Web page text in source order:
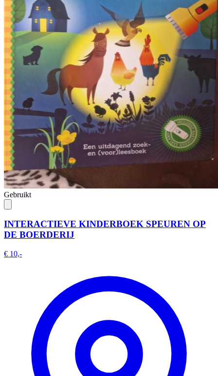
Gebruikt
INTERACTIEVE KINDERBOEK SPEUREN OP
DE BOERDERIJ
€ 10,-